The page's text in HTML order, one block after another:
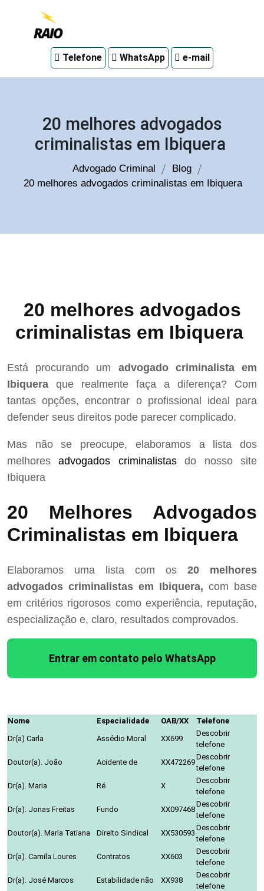
em
Telefone WhatsApp e-mail
20 melhores advogados
criminalistas em Ibiquera
Advogado Criminal
Blog
20 melhores advogados criminalistas em Ibiquera
20 melhores advogados
criminalistas em Ibiquera
Está procurando um advogado criminalista em
Ibiquera que realmente faça a diferença? Com
tantas opções, encontrar o profissional ideal para
defender seus direitos pode parecer complicado.
Mas não se preocupe, elaboramos a lista dos
melhoresadvogados criminalistasdo nosso site
Ibiquera
20 Melhores Advogados
Criminalistas em Ibiquera
Elaboramos uma lista com os 20 melhores
advogados criminalistas em Ibiquera, com base
em critérios rigorosos como experiência, reputação,
especialização e, claro, resultados comprovados.
Entrar em contato pelo WhatsApp
Nome Especialidade OAB/XX
Telefone
Dr(a) Carla
Assédio Moral XX699
Descobrir
telefone
Doutor(a). João
Acidente de XX472269
Descobrir
telefone
Dr(a). Maria
Ré X
Descobrir
telefone
Dr(a). Jonas Freitas
Fundo XX097468
Descobrir
telefone
Doutor(a). Maria Tatiana
Direito Sindical XX530593
Descobrir
telefone
Dr(a). Camila Loures
Contratos XX603
Descobrir
telefone
Dr(a). José Marcos
Estabilidade não XX938
Descobrir
telefone